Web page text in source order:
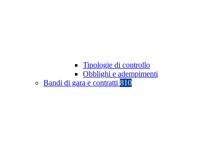
Tipologie di controllo
Obblighi e adempimenti
Bandi di gara e contratti 810